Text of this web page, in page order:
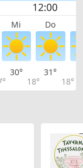
Mi Do
30°
18°
31°
18°